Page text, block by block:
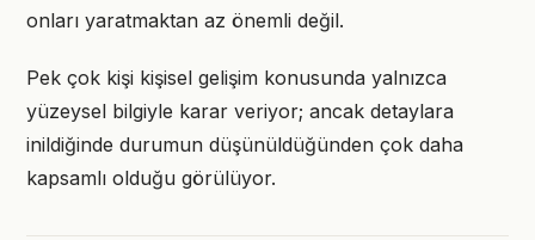
onları yaratmaktan az önemli değil.
Pek çok kişi kişisel gelişim konusunda yalnızca
yüzeysel bilgiyle karar veriyor; ancak detaylara
inildiğinde durumun düşünüldüğünden çok daha
kapsamlı olduğu görülüyor.